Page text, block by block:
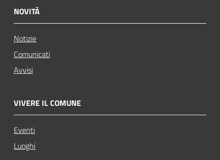
NOVITÀ
Notizie
Comunicati
Avvisi
VIVERE IL COMUNE
Eventi
Luoghi